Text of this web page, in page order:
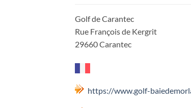
Golf de Carantec
Rue François de Kergrit
29660 Carantec
https://www.golf-